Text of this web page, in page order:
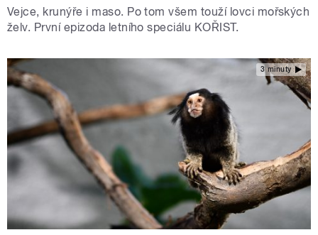
Vejce, krunýře i maso. Po tom všem touží lovci mořských
želv. První epizoda letního speciálu KOŘIST.
3 minuty